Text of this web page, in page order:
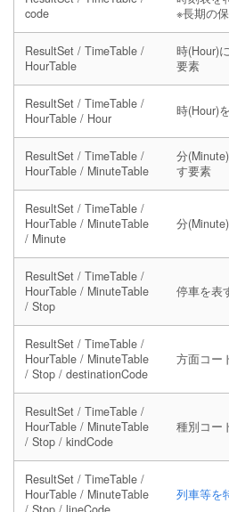
code
※長期の
ResultSet / TimeTable /
HourTable
時(Hour)
要素
ResultSet / TimeTable /
HourTable / Hour
時(Hour)
ResultSet / TimeTable /
HourTable / MinuteTable
分
す要素
ResultSet / TimeTable /
HourTable / MinuteTable
/ Minute
分
ResultSet / TimeTable /
HourTable / MinuteTable
/ Stop
停車を表
ResultSet / TimeTable /
HourTable / MinuteTable
/ Stop / destinationCode
方面コー
ResultSet / TimeTable /
HourTable / MinuteTable
/ Stop / kindCode
種別コー
ResultSet / TimeTable /
HourTable / MinuteTable
列車等を